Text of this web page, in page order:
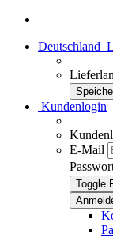
Deutschland
Kundenlogin
E-Mail
Toggle